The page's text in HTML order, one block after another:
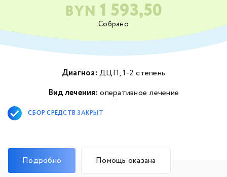
Собрано
BYN 1 593,50
Диагноз: ДЦП, 1-2 степень
Вид лечения: оперативное лечение
СБОР СРЕДСТВ ЗАКРЫТ
Подробно Помощь оказана